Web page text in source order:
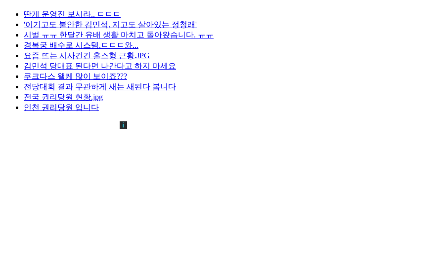
딴게 운영진 보시라.. ㄷㄷㄷ
'이기고도 불안한 김민석, 지고도 살아있는 정청래'
시벌 ㅠㅠ 한달간 유배 생활 마치고 돌아왔습니다. ㅠㅠ
경복궁 배수로 시스템.ㄷㄷㄷ와...
요즘 뜨는 시사건건 홀스형 근황.JPG
김민석 당대표 된다면 나간다고 하지 마세요
쿠크다스 왤케 많이 보이죠???
전당대회 결과 무관하게 새는 새된다 봅니다
전국 권리당원 현황.jpg
인천 권리당원 입니다